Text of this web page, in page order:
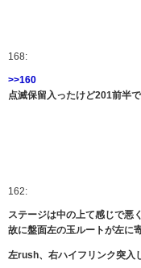
168:
>>160
点滅保留入ったけど201前半
162:
ステージは中の上て感じで悪
故に盤面左の玉ルートが左に
左rush、右ハイフリンク突入